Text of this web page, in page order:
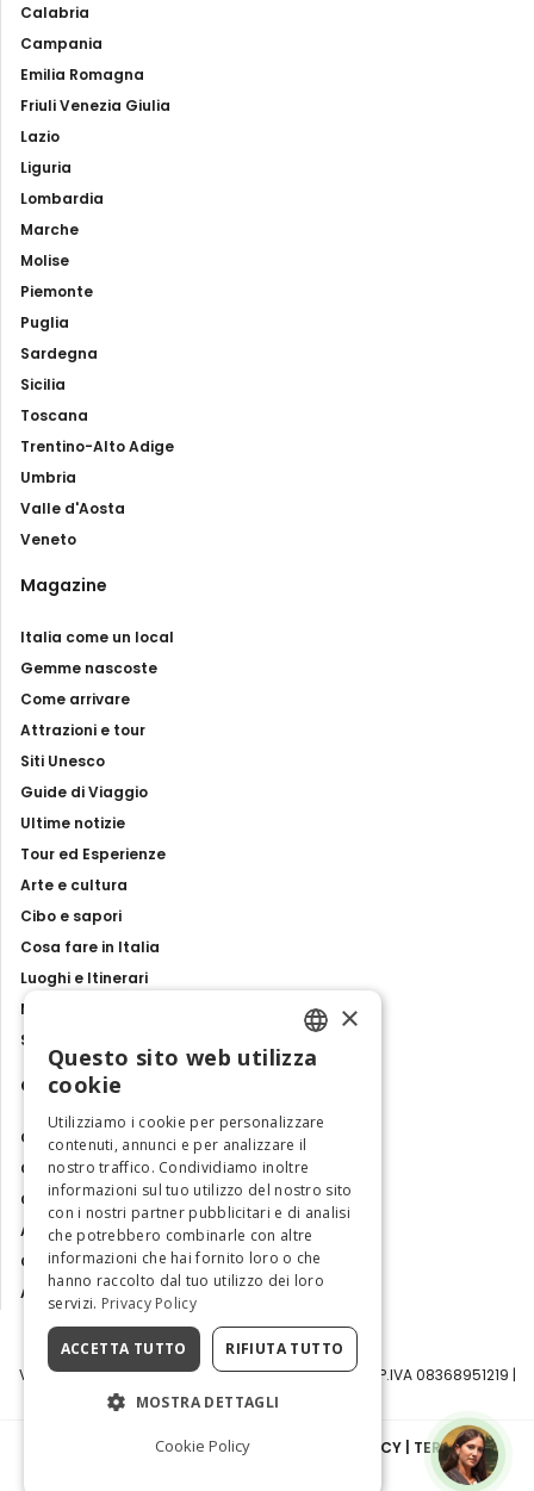
Calabria
Campania
Emilia Romagna
Friuli Venezia Giulia
Lazio
Liguria
Lombardia
Marche
Molise
Piemonte
Puglia
Sardegna
Sicilia
Toscana
Trentino-Alto Adige
Umbria
Valle d'Aosta
Veneto
Magazine
Italia come un local
Gemme nascoste
Come arrivare
Attrazioni e tour
Siti Unesco
Guide di Viaggio
Ultime notizie
Tour ed Esperienze
Arte e cultura
Cibo e sapori
Cosa fare in Italia
Luoghi e Itinerari
Mostre, eventi e spettacoli
Storie e tradizioni
Contatti
Chi siamo
Collabora con noi
Contatti
Ambasciatrice dell'Eccellenza
Osservatorio Turismo
Area Riservata
Visit Italy Srl | Via Filippo Argelati, 10, 20143 Milano | P.IVA 08368951219 |
INFORMATIVA SULLA PRIVACY COOKIE POLICY| TERMINI E
ENGLISH
ITALIAN
×
Questo sito web utilizza
cookie
Utilizziamo i cookie per personalizzare
contenuti, annunci e per analizzare il
nostro traffico. Condividiamo inoltre
informazioni sul tuo utilizzo del nostro sito
con i nostri partner pubblicitari e di analisi
che potrebbero combinarle con altre
informazioni che hai fornito loro o che
hanno raccolto dal tuo utilizzo dei loro
servizi. Privacy Policy
ACCETTA TUTTO RIFIUTA TUTTO
MOSTRA DETTAGLI
Cookie Policy